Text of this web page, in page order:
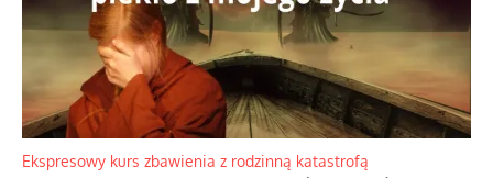
Niewygodne kulisy alpejskiego objawienia
Watykan woli skupiać się na łagodnym wizerunku Maryi,
ukrywając przed światem pełną i bardziej surową treść jej
orędzia....